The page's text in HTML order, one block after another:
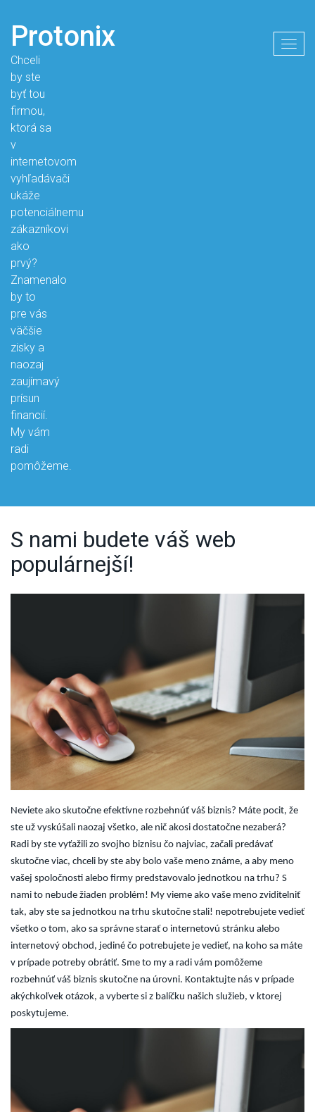
Protonix
Chceli
by ste
byť tou
firmou,
ktorá sa
v
internetovom
vyhľadávači
ukáže
potenciálnemu
zákazníkovi
ako
prvý?
Znamenalo
by to
pre vás
väčšie
zisky a
naozaj
zaujímavý
prísun
financií.
My vám
radi
pomôžeme.
S nami budete váš web
populárnejší!
Neviete ako skutočne efektívne rozbehnúť váš biznis? Máte pocit, že
ste už vyskúšali naozaj všetko, ale nič akosi dostatočne nezaberá?
Radi by ste vyťažili zo svojho biznisu čo najviac, začali predávať
skutočne viac, chceli by ste aby bolo vaše meno známe, a aby meno
vašej spoločnosti alebo firmy predstavovalo jednotkou na trhu? S
nami to nebude žiaden problém! My vieme ako vaše meno zviditelniť
tak, aby ste sa jednotkou na trhu skutočne stali! nepotrebujete vedieť
všetko o tom, ako sa správne starať o internetovú stránku alebo
internetový obchod, jediné čo potrebujete je vedieť, na koho sa máte
v prípade potreby obrátiť. Sme to my a radi vám pomôžeme
rozbehnúť váš biznis skutočne na úrovni. Kontaktujte nás v prípade
akýchkoľvek otázok, a vyberte si z balíčku našich služieb, v ktorej
poskytujeme.